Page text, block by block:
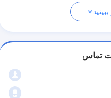
تماس